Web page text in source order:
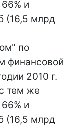
и
(16,5 млрд
по
финансовой
2010 г.
тем же
и
(16,5 млрд